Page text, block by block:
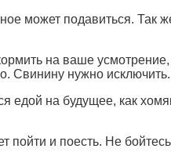
может подавиться. Так
на ваше усмотрение,
Свинину нужно исключить.
едой на будущее, как
пойти и поесть. Не